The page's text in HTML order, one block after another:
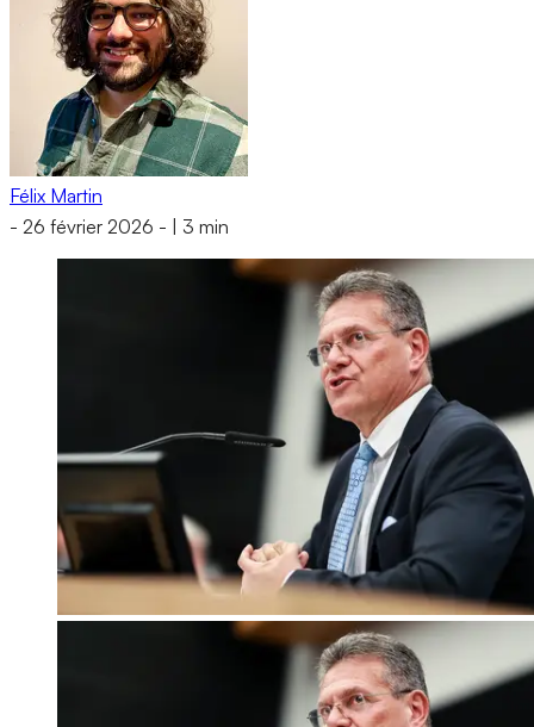
Félix Martin
- 26 février 2026 - 3 min